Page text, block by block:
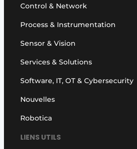
Control & Network
Process & Instrumentation
Sensor & Vision
Services & Solutions
Software, IT, OT & Cybersecurity
Nouvelles
Robotica
LIENS UTILS